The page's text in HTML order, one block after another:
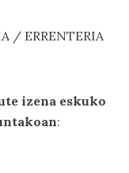
/ ERRENTERIA
izena eskuko
: